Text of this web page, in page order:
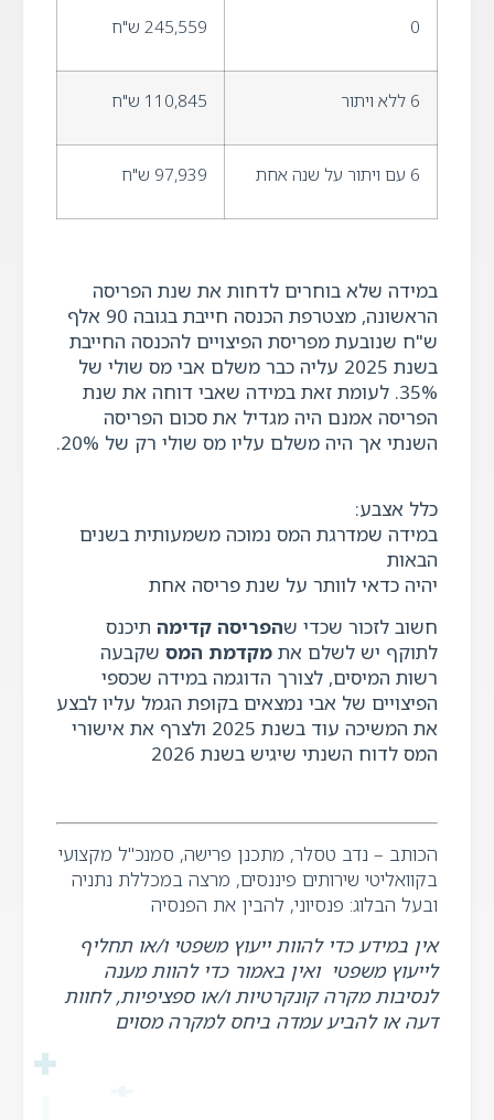
0 245,559 ש"ח
6 ללא ויתור 110,845 ש"ח
6 עם ויתור על שנה אחת 97,939 ש"ח
במידה שלא בוחרים לדחות את שנת הפריסה
הראשונה, מצטרפת הכנסה חייבת בגובה 90 אלף
ש"ח שנובעת מפריסת הפיצויים להכנסה החייבת
בשנת 2025 עליה כבר משלם אבי מס שולי של
35%. לעומת זאת במידה שאבי דוחה את שנת
הפריסה אמנם היה מגדיל את סכום הפריסה
השנתי אך היה משלם עליו מס שולי רק של 20%.
כלל אצבע:
במידה שמדרגת המס נמוכה משמעותית בשנים
הבאות
יהיה כדאי לוותר על שנת פריסה אחת
חשוב לזכור שכדי שהפריסה קדימה תיכנס
לתוקף יש לשלם את מקדמת המס שקבעה
רשות המיסים, לצורך הדוגמה במידה שכספי
הפיצויים של אבי נמצאים בקופת הגמל עליו לבצע
את המשיכה עוד בשנת 2025 ולצרף את אישורי
המס לדוח השנתי שיגיש בשנת 2026
הכותב – נדב טסלר, מתכנן פרישה, סמנכ"ל מקצועי
בקוואליטי שירותים פיננסים, מרצה במכללת נתניה
ובעל הבלוג: פנסיוני, להבין את הפנסיה
אין במידע כדי להוות ייעוץ משפטי ו/או תחליף
לייעוץ משפטי ואין באמור כדי להוות מענה
לנסיבות מקרה קונקרטיות ו/או ספציפיות, לחוות
דעה או להביע עמדה ביחס למקרה מסוים